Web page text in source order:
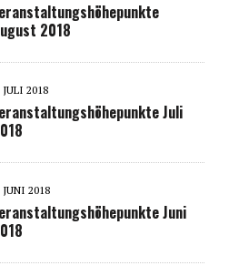
2018
JULI 2018
Juli
JUNI 2018
Juni